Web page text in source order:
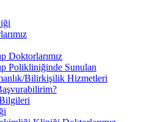
Doktorlarımız
Polikliniğinde Sunulan
Bilirkişilik Hizmetleri